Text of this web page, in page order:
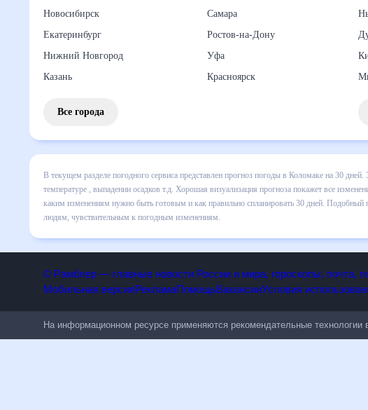
Новосибирск
Екатеринбург
Нижний Новгород
Казань
Самара
Ростов-на-Дону
Уфа
Красноярск
Все города
В текущем разделе погодного сервиса представлен прогноз погоды
включает все сведения по дневной температуре , выпадении осадков
динамике и даст понять, какая будет погода в Коломаке в
спланировать 30 дней. Подобный прогноз погоды в Коломаке,
© Рамблер — главные новости России и мира, гороскопы,
На информационном ресурсе применяются рекомендательные